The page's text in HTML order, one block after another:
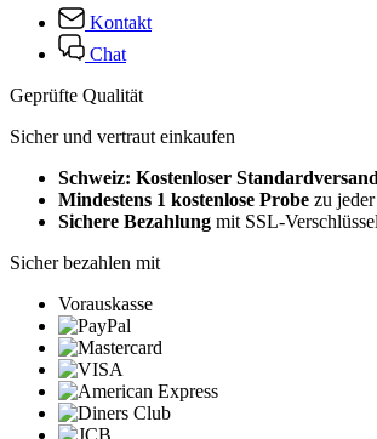
Kontakt
Chat
Geprüfte Qualität
Sicher und vertraut einkaufen
Schweiz: Kostenloser Standardversand
Mindestens 1 kostenlose Probe zu
Sichere Bezahlung mit SSL-
Sicher bezahlen mit
Vorauskasse